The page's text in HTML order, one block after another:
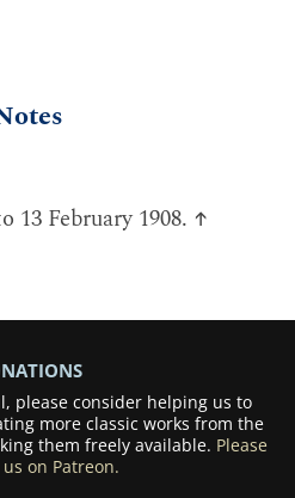
13 February 1908. ↑
please consider helping us to
more classic works from the
them freely available. Please
on Patreon.